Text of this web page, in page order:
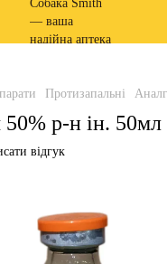
Протизапальні
р-н ін. 50мл
відгук